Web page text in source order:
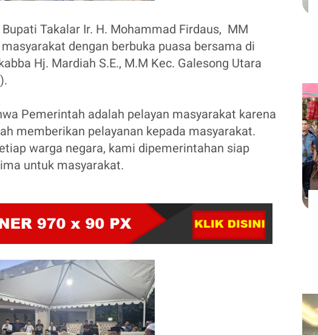
Takalar Ir. H. Mohammad Firdaus, MM
dengan berbuka puasa bersama di
Hj. Mardiah S.E., M.M Kec. Galesong Utara
Pemerintah adalah pelayan masyarakat karena
memberikan pelayanan kepada masyarakat.
warga negara, kami dipemerintahan siap
untuk masyarakat.